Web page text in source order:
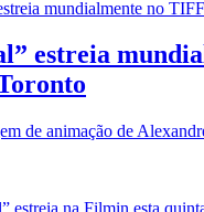
estreia
de animação de